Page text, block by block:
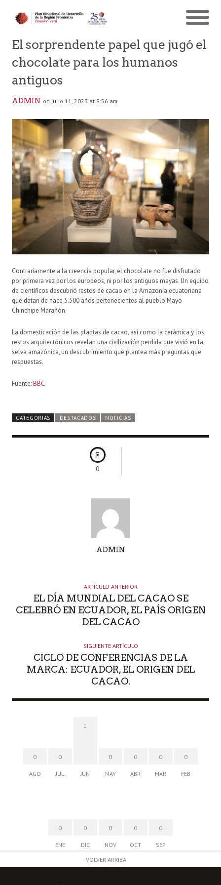
El sorprendente papel que jugó el
chocolate para los humanos
antiguos
ADMIN on julio 11, 2023 at 8:56 am
Contrariamente a la creencia popular, el chocolate no fue disfrutado
por primera vez por los europeos, ni por los antiguos mayas. Un equipo
de científicos descubrió restos de cacao en la Amazonía ecuatoriana
que datan de hace 5.500 años pertenecientes al pueblo Mayo
Chinchipe Marañón.
La domesticación de las plantas de cacao, así como la cerámica y los
restos arquitectónicos revelan una civilización perdida que vivió en la
selva amazónica, un descubrimiento que plantea más preguntas que
respuestas.
Fuente:BBC
CATEGORÍAS DESTACADOS NOTICIAS
0
ADMIN
ARTÍCULO ANTERIOR
EL DÍA MUNDIAL DEL CACAO SE
CELEBRÓ EN ECUADOR, EL PAÍS ORIGEN
DEL CACAO
SIGUIENTE ARTÍCULO
CICLO DE CONFERENCIAS DE LA
MARCA: ECUADOR, EL ORIGEN DEL
CACAO.
0
AGO
0
JUL
1
JUN
0
MAY
0
ABR
0
MAR
0
FEB
0
ENE
0
DIC
0
NOV
0
OCT
0
SEP
VOLVER ARRIBA